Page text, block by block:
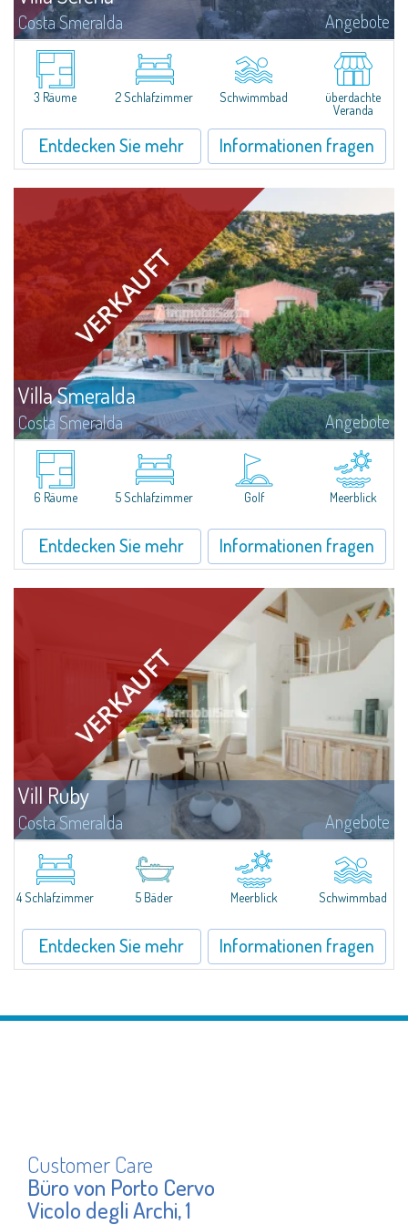
Costa Smeralda Angebote
​In Alto Pevero, in the middle of Costa Smeralda, a stone's throw from
Pevero Golf and the fascinating beaches of this stretch of coast, Villa
Serena is a magnificent single-family villa for sale recently renovated and...
3 Räume
2 Schlafzimmer Schwimmbad
überdachte
Veranda
Entdecken Sie mehr Informationen fragen
Villa Smeralda
Costa Smeralda Angebote
DieVilla Smeralda, aus der Hand des bekannten ArchitektenJean Claude
Lesuisse, befindet sich in einzigartiger Lage über der Baia delPevero, mit
einem Panoramablick auf das Meer und die Hügel von Pantogia.Sie ist Teil...
6 Räume
5 Schlafzimmer Golf Meerblick
Entdecken Sie mehr Informationen fragen
Vill Ruby
Costa Smeralda Angebote
​Nestled in the peaceful and panoramic residential enclave of Pantogia, just
a minute’s drive from the glamorous heart of Porto Cervo and its world-
renowned beaches, Villa N.1 is a newly completed residence that...
4 Schlafzimmer
5 Bäder Meerblick Schwimmbad
Entdecken Sie mehr Informationen fragen
Customer Care
Büro von Porto Cervo
Vicolo degli Archi, 1